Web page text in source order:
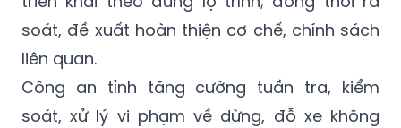
soát, đề xuất hoàn thiện cơ chế, chính sách
liên quan.
Công an tỉnh tăng cường tuần tra, kiểm
soát, xử lý vi phạm về dừng, đỗ xe không